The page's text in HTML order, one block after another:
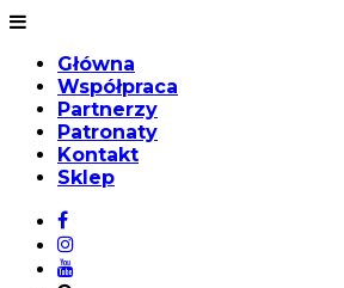
Główna
Współpraca
Partnerzy
Patronaty
Kontakt
Sklep